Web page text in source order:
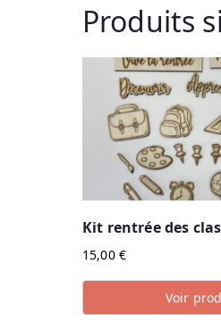
Produits
Kit rentrée des
15,00 €
Voir